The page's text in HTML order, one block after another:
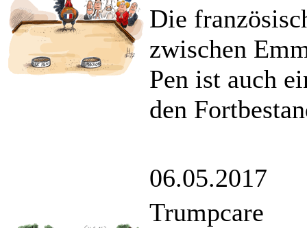
Die
zwischen
Pen ist auch
den
06.05.2017
Trumpcare